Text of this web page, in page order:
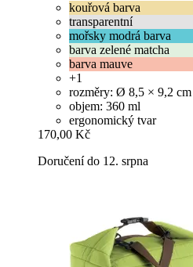
kouřová barva
transparentní
mořsky modrá barva
barva zelené matcha
barva mauve
+1
rozměry: Ø 8,5 × 9,2 cm
objem: 360 ml
ergonomický tvar
170,00 Kč
Doručení do 12. srpna